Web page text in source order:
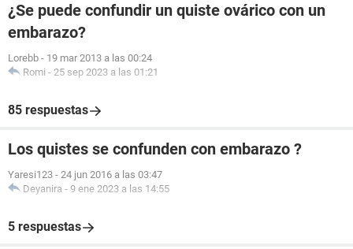
¿Se puede confundir un quiste ovárico con un
embarazo?
Lorebb - 19 mar 2013 a las 00:24
Romi - 25 sep 2023 a las 01:21
85 respuestas
Los quistes se confunden con embarazo ?
Yaresi123 - 24 jun 2016 a las 03:47
Deyanira - 9 ene 2023 a las 14:55
5 respuestas